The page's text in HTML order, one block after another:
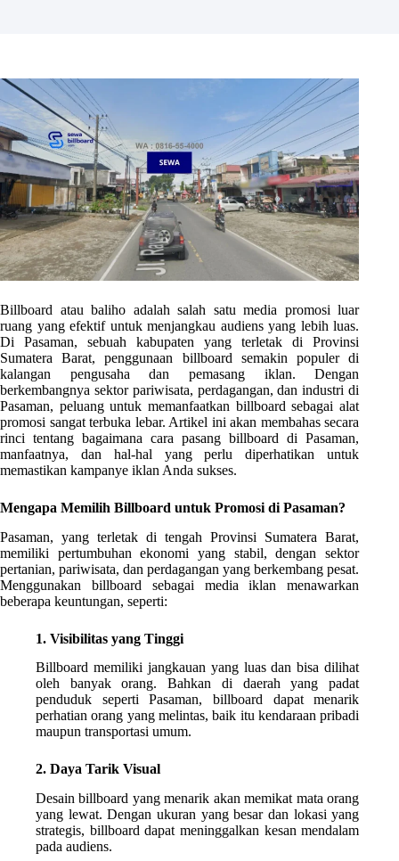
Billboard atau baliho adalah salah satu media promosi luar
ruang yang efektif untuk menjangkau audiens yang lebih luas.
Di Pasaman, sebuah kabupaten yang terletak di Provinsi
Sumatera Barat, penggunaan billboard semakin populer di
kalangan pengusaha dan pemasang iklan. Dengan
berkembangnya sektor pariwisata, perdagangan, dan industri di
Pasaman, peluang untuk memanfaatkan billboard sebagai alat
promosi sangat terbuka lebar. Artikel ini akan membahas secara
rinci tentang bagaimana cara pasang billboard di Pasaman,
manfaatnya, dan hal-hal yang perlu diperhatikan untuk
memastikan kampanye iklan Anda sukses.
Mengapa Memilih Billboard untuk Promosi di Pasaman?
Pasaman, yang terletak di tengah Provinsi Sumatera Barat,
memiliki pertumbuhan ekonomi yang stabil, dengan sektor
pertanian, pariwisata, dan perdagangan yang berkembang pesat.
Menggunakan billboard sebagai media iklan menawarkan
beberapa keuntungan, seperti:
1. Visibilitas yang Tinggi
Billboard memiliki jangkauan yang luas dan bisa dilihat
oleh banyak orang. Bahkan di daerah yang padat
penduduk seperti Pasaman, billboard dapat menarik
perhatian orang yang melintas, baik itu kendaraan pribadi
maupun transportasi umum.
2. Daya Tarik Visual
Desain billboard yang menarik akan memikat mata orang
yang lewat. Dengan ukuran yang besar dan lokasi yang
strategis, billboard dapat meninggalkan kesan mendalam
pada audiens.